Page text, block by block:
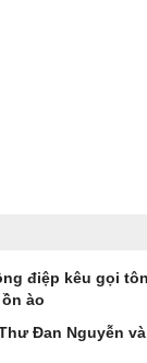
điệp kêu gọi
ào
Đan Nguyễn